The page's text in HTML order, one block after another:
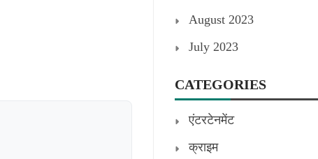
August 2023
July 2023
CATEGORIES
एंटरटेनमेंट
क्राइम